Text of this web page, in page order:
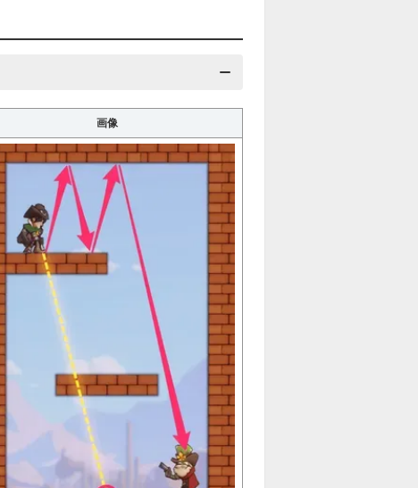
27 28 29
30
58
67 68 69
70
78
80
87 88
90
97 98
100
107 108
110
117 119
120
129
130
138 139
140
148 149
150
160
168
170
177 178 179
180
画像